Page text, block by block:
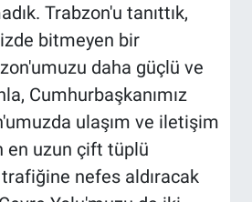
Trabzon'u tanıttık,
bitmeyen bir
daha güçlü ve
Cumhurbaşkanımız
ulaşım ve iletişim
en uzun çift tüplü
nefes aldıracak